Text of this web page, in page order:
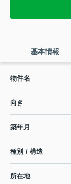
基本情報
物件名
向き
築年月
種別 / 構造
所在地